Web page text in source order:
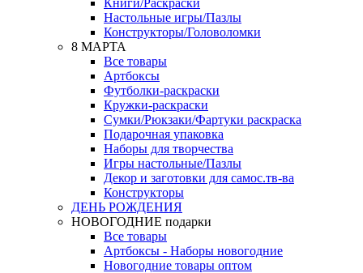
Книги/Раскраски
Настольные игры/Пазлы
Конструкторы/Головоломки
8 МАРТА
Все товары
Артбоксы
Футболки-раскраски
Кружки-раскраски
Сумки/Рюкзаки/Фартуки раскраска
Подарочная упаковка
Наборы для творчества
Игры настольные/Пазлы
Декор и заготовки для самос.тв-ва
Конструкторы
ДЕНЬ РОЖДЕНИЯ
НОВОГОДНИЕ подарки
Все товары
Артбоксы - Наборы новогодние
Новогодние товары оптом